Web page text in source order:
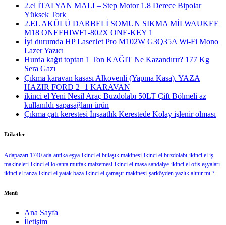
2.el İTALYAN MALI – Step Motor 1.8 Derece Bipolar
Yüksek Tork
2.EL AKÜLÜ DARBELİ SOMUN SIKMA MİLWAUKEE
M18 ONEFHIWF1-802X ONE-KEY 1
İyi durumda HP LaserJet Pro M102W G3Q35A Wi-Fi Mono
Lazer Yazıcı
Hurda kağıt toptan 1 Ton KAĞIT Ne Kazandırır? 177 Kg
Sera Gazı
Çıkma karavan kasası Alkovenli (Yapma Kasa). YAZA
HAZIR FORD 2+1 KARAVAN
ikinci el Yeni Nesil Araç Buzdolabı 50LT Çift Bölmeli az
kullanıldı sapasağlam ürün
Çıkma çatı kerestesi İnşaatlık Kerestede​​ Kolay işlenir olması
Etiketler
Adapazarı 1740 ada antika eşya ikinci el bulaşık makinesi ikinci el buzdolabı ikinci el iş
makineleri ikinci el lokanta mutfak malzemesi ikinci el masa sandalye ikinci el ofis eşyaları
ikinci el ranza ikinci el yatak baza ikinci el çamaşır makinesi şarköyden yazlık alınır mı ?
Menü
Ana Sayfa
İletişim